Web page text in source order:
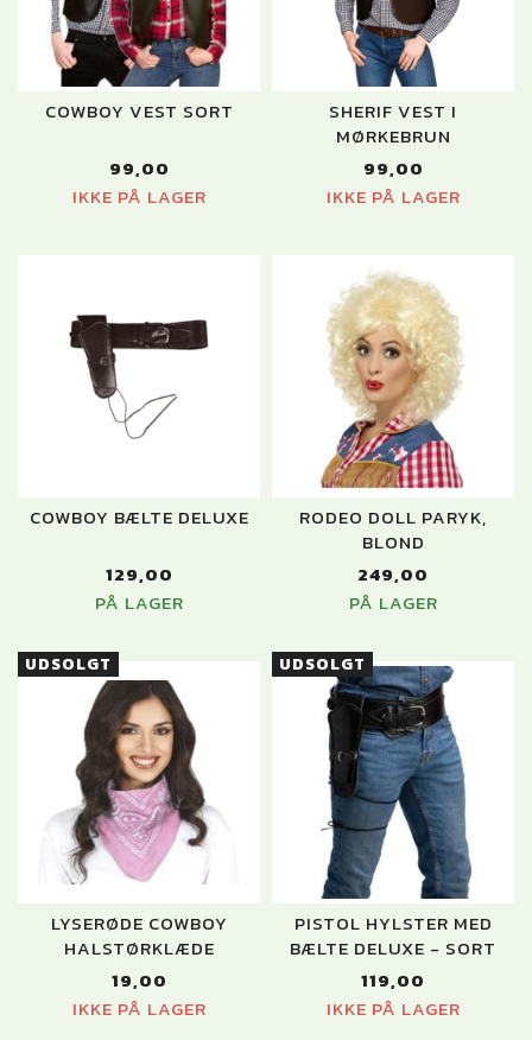
COWBOY VEST SORT
99,00
IKKE PÅ LAGER
SHERIF VEST I
MØRKEBRUN
99,00
IKKE PÅ LAGER
COWBOY BÆLTE DELUXE
129,00
PÅ LAGER
RODEO DOLL PARYK,
BLOND
249,00
PÅ LAGER
UDSOLGT
LYSERØDE COWBOY
HALSTØRKLÆDE
19,00
IKKE PÅ LAGER
UDSOLGT
PISTOL HYLSTER MED
BÆLTE DELUXE - SORT
119,00
IKKE PÅ LAGER